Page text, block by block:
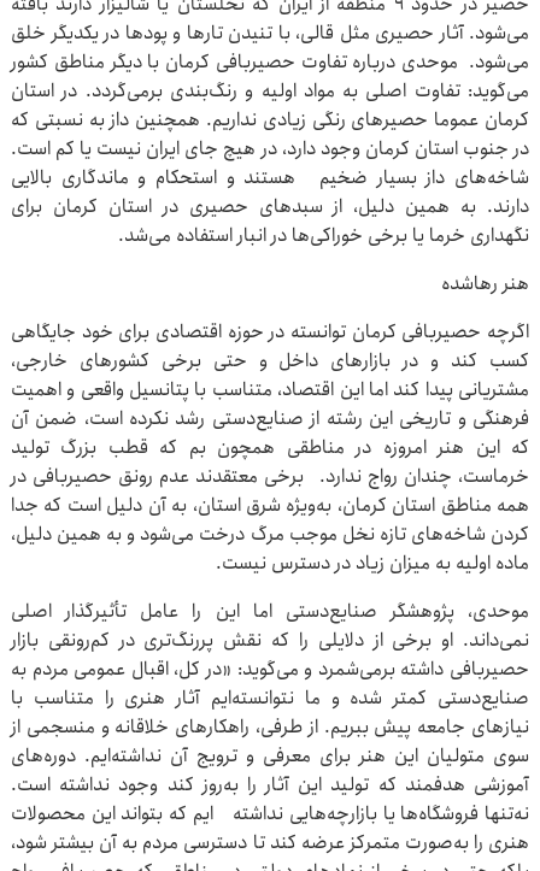
می‌شود. آثار حصیری مثل قالی، با تنیدن تارها و پودها در یکدیگر خلق
می‌شود. موحدی درباره تفاوت حصیربافی کرمان با دیگر مناطق کشور
می‌گوید: تفاوت اصلی به مواد اولیه و رنگ‌بندی برمی‌گردد. در استان
کرمان عموما حصیرهای رنگی زیادی نداریم. همچنین داز به نسبتی که
در جنوب استان کرمان وجود دارد، در هیچ جای ایران نیست یا کم است.
شاخه‌های داز بسیار ضخیم‌ هستند و استحکام و ماندگاری بالایی
دارند. به همین دلیل، از سبدهای حصیری در استان کرمان برای
نگهداری خرما یا برخی خوراکی‌ها در انبار استفاده می‌شد.
هنر رهاشده
اگرچه حصیربافی کرمان توانسته در حوزه اقتصادی برای خود جایگاهی
کسب کند و در بازارهای داخل و حتی برخی کشورهای خارجی،
مشتریانی پیدا کند اما این اقتصاد، متناسب با پتانسیل واقعی و اهمیت
فرهنگی و تاریخی این رشته از صنایع‌دستی رشد نکرده است، ضمن آن
که این هنر امروزه در مناطقی همچون بم که قطب بزرگ تولید
خرماست، چندان رواج ندارد. برخی معتقدند عدم رونق حصیربافی در
همه مناطق استان کرمان، به‌ویژه شرق استان، به آن دلیل است که جدا
کردن شاخه‌های تازه نخل موجب مرگ درخت می‌شود و به همین دلیل،
ماده اولیه به میزان زیاد در دسترس نیست.
موحدی، پژوهشگر صنایع‌دستی اما این را عامل تأثیرگذار اصلی
نمی‌داند. او برخی از دلایلی را که نقش پررنگ‌تری در کم‌رونقی بازار
حصیربافی داشته برمی‌شمرد و می‌گوید: «در کل، اقبال عمومی مردم به
صنایع‌دستی کمتر شده و ما نتوانسته‌ایم آثار هنری را متناسب با
نیازهای جامعه پیش ببریم. از طرفی، راهکارهای خلاقانه و منسجمی از
سوی متولیان این هنر برای معرفی و ترویج آن نداشته‌ایم. دوره‌های
آموزشی هدفمند که تولید این آثار را به‌روز کند وجود نداشته است.
نه‌تنها فروشگاه‌ها یا بازارچه‌هایی نداشته ایم که بتواند این محصولات
هنری را به‌صورت متمرکز عرضه کند تا دسترسی مردم به آن بیشتر شود،